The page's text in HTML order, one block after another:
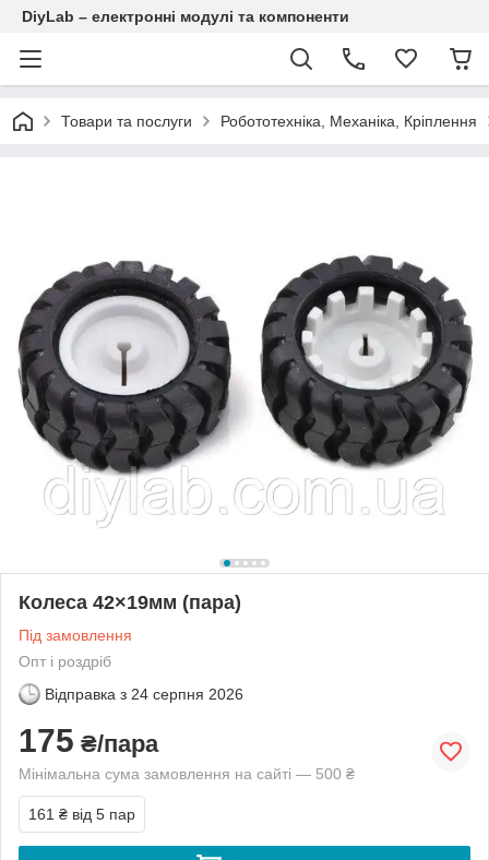
DiyLab – електронні модулі та компоненти
Товари та послуги Робототехніка, Механіка, Кріплення
Колеса 42×19мм (пара)
Під замовлення
Опт і роздріб
Відправка з 24 серпня 2026
175 ₴/пара
Мінімальна сума замовлення на сайті — 500 ₴
161 ₴ від 5 пар